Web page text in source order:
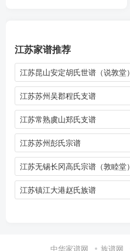
江苏家谱推荐
江苏昆山安定胡氏世谱（说敦堂）
江苏苏州吴郡程氏支谱
江苏常熟虞山郑氏支谱
江苏苏州彭氏宗谱
江苏无锡长冈高氏宗谱（敦睦堂）
江苏镇江大港赵氏族谱
中华家谱网 族谱网